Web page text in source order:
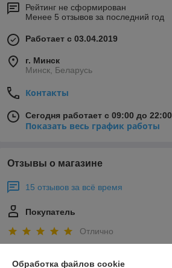
Рейтинг не сформирован
Менее 5 отзывов за последний год
Работает с 03.04.2019
г. Минск
Минск, Беларусь
Контакты
Сегодня работает с 09:00 до 22:00
Показать весь график работы
Отзывы о магазине
15 отзывов за всё время
Покупатель
Отлично
Обработка файлов cookie